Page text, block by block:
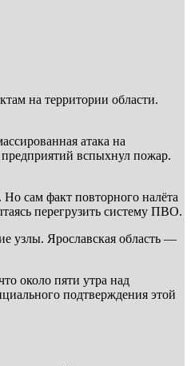
на территории области.
атака на
вспыхнул пожар.
сам факт повторного налёта
перегрузить систему ПВО.
узлы. Ярославская область —
около пяти утра над
подтверждения этой